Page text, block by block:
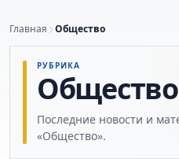
Главная Общество
РУБРИКА
Общество
Последние новости и
«Общество».